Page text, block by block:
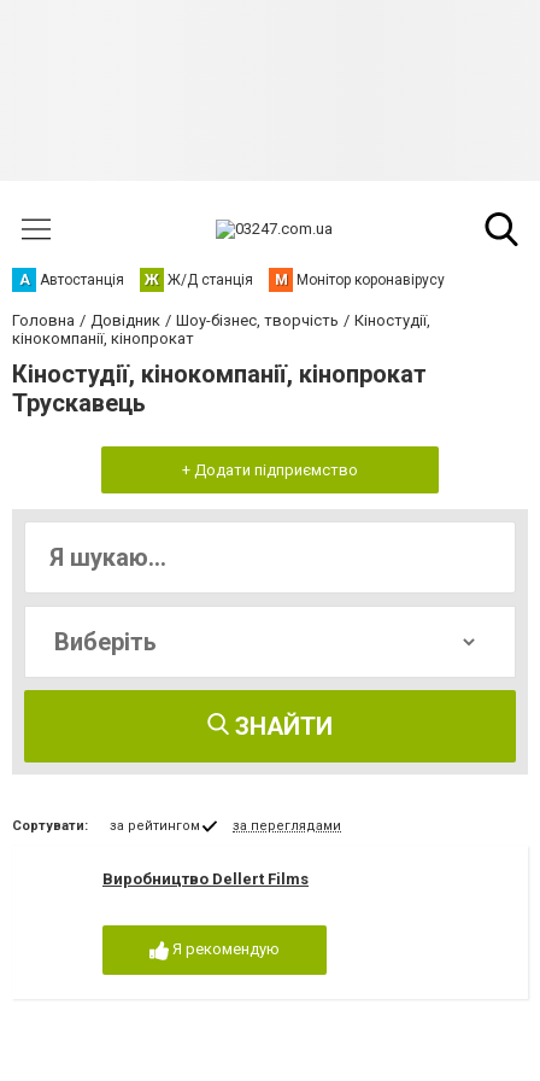
А Автостанція Ж Ж/Д станція М Монітор коронавірусу
Головна Довідник Шоу-бізнес, творчість
Кіностудії,
кінокомпанії, кінопрокат
Кіностудії, кінокомпанії, кінопрокат
Трускавець
+ Додати підприємство
ЗНАЙТИ
Сортувати: за рейтингом за переглядами
Виробництво Dellert Films
Я рекомендую